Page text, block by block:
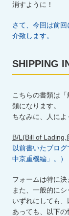
消すように！
さて、今回は前
介致します。
SHIPPING
こちらの書類は
類になります。
ちなみに、人によ
B/L(Bill of Lading,
以前書いたブロ
中京重機編」。）
フォームは特に決
また、一般的にシ
いずれにしても
あっても、以下の